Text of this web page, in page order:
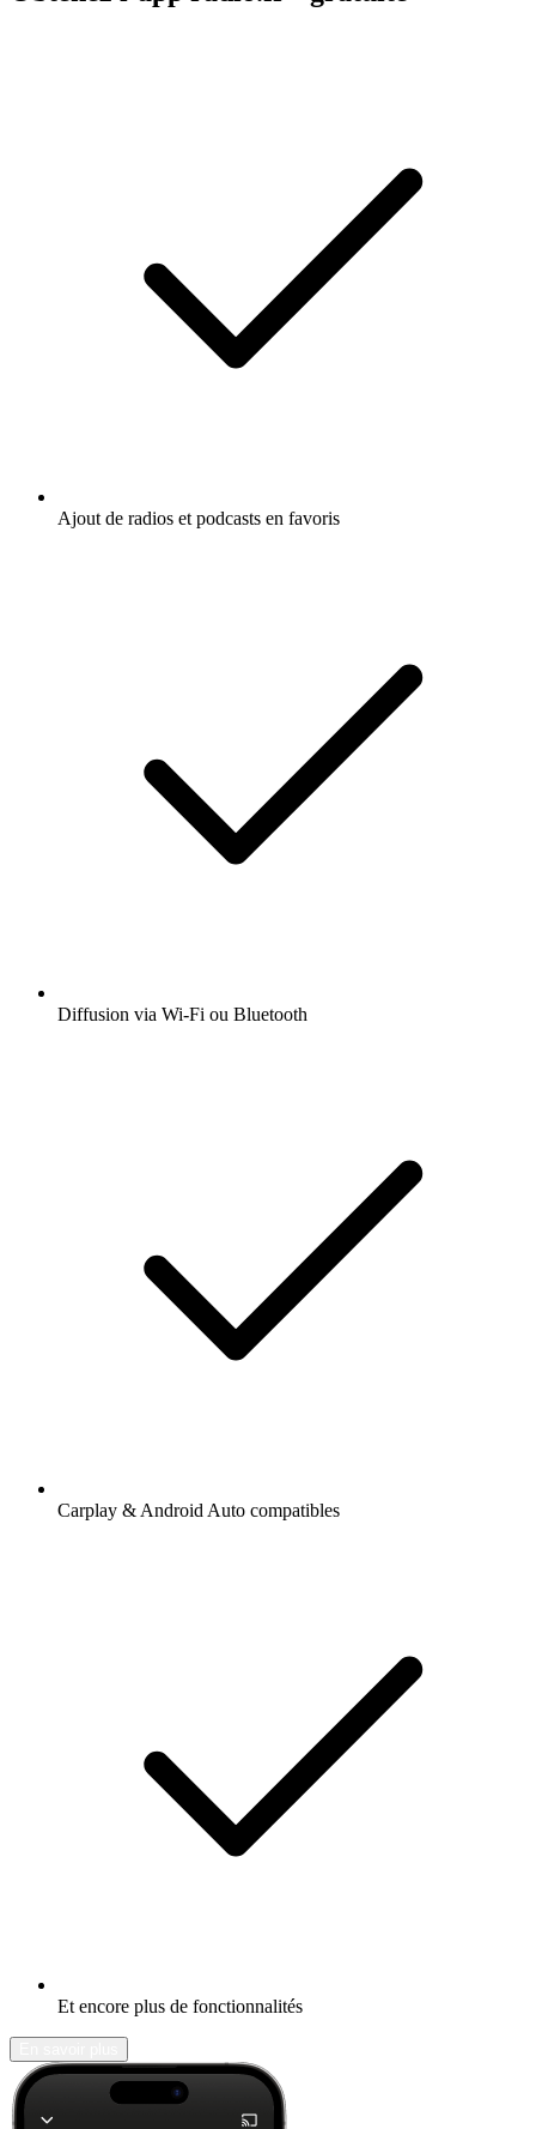
Ajout de radios et podcasts en favoris
Diffusion via Wi-Fi ou Bluetooth
Carplay & Android Auto compatibles
Et encore plus de fonctionnalités